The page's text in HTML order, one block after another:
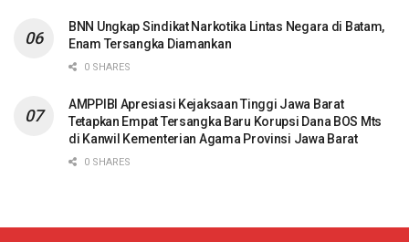
BNN Ungkap Sindikat Narkotika Lintas Negara di Batam,
Enam Tersangka Diamankan
0 SHARES
AMPPIBI Apresiasi Kejaksaan Tinggi Jawa Barat
Tetapkan Empat Tersangka Baru Korupsi Dana BOS Mts
di Kanwil Kementerian Agama Provinsi Jawa Barat
0 SHARES